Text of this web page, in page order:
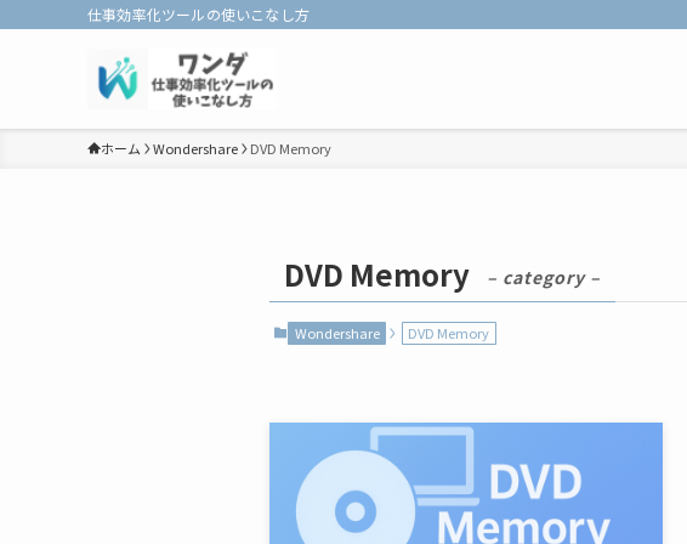
仕事効率化ツールの使いこなし方
ホーム Wondershare DVD Memory
DVD Memory – category –
Wondershare DVD Memory